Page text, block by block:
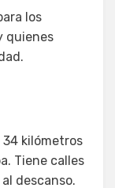
los
quienes
34 kilómetros
Tiene calles
descanso.